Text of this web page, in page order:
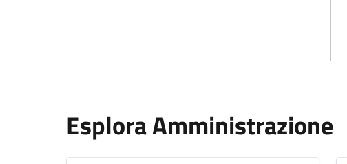
Esplora Amministrazione